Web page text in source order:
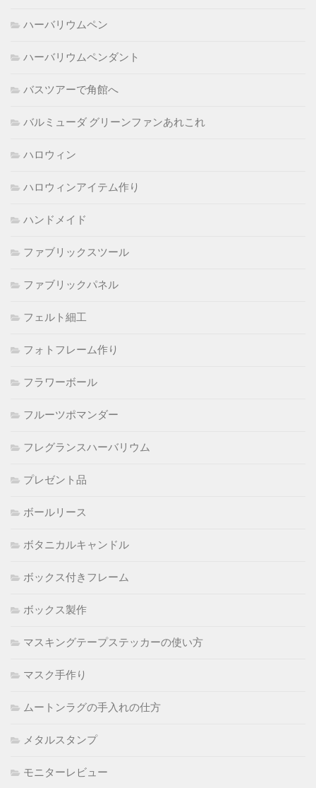
ハーバリウムペン
ハーバリウムペンダント
バスツアーで角館へ
バルミューダ グリーンファンあれこれ
ハロウィン
ハロウィンアイテム作り
ハンドメイド
ファブリックスツール
ファブリックパネル
フェルト細工
フォトフレーム作り
フラワーボール
フルーツポマンダー
フレグランスハーバリウム
プレゼント品
ボールリース
ボタニカルキャンドル
ボックス付きフレーム
ボックス製作
マスキングテープステッカーの使い方
マスク手作り
ムートンラグの手入れの仕方
メタルスタンプ
モニターレビュー